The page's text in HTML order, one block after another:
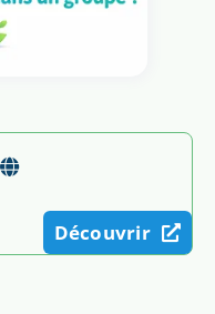
Découvrir